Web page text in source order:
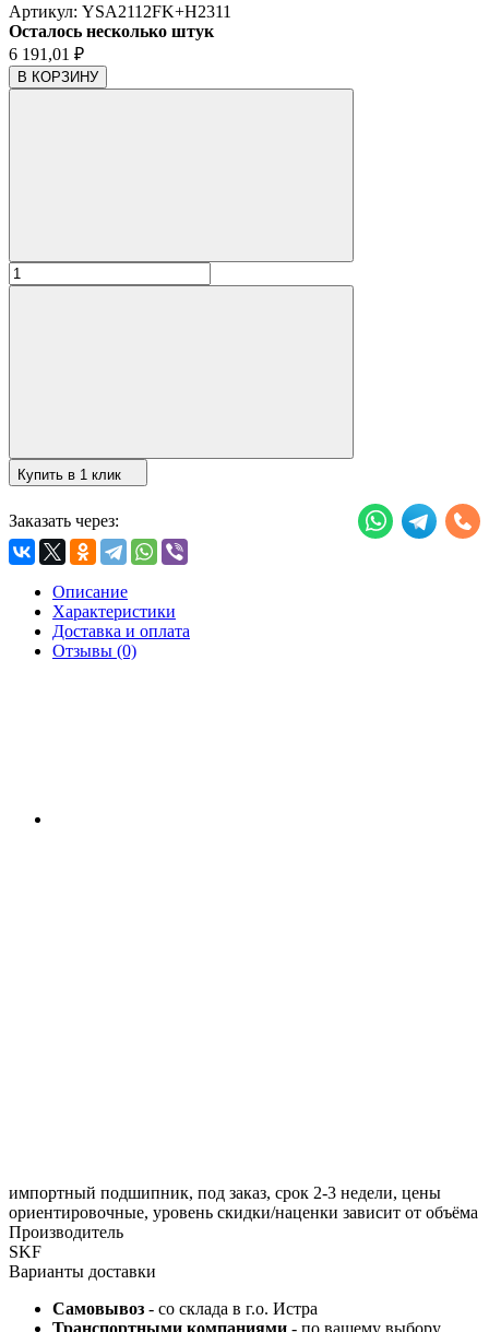
Артикул: YSA2112FK+H2311
Осталось несколько штук
6 191,01 ₽
В КОРЗИНУ
Купить в 1 клик
Заказать через:
Описание
Характеристики
Доставка и оплата
Отзывы (0)
импортный подшипник, под заказ, срок 2-3 недели, цены
ориентировочные, уровень скидки/наценки зависит от объёма
Производитель
SKF
Варианты доставки
Самовывоз - со склада в г.о. Истра
Транспортными компаниями - по вашему выбору